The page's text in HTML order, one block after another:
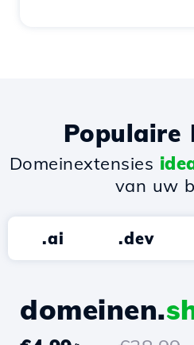
Populaire
Domeinextensies
van uw
.ai .dev
domeinen.